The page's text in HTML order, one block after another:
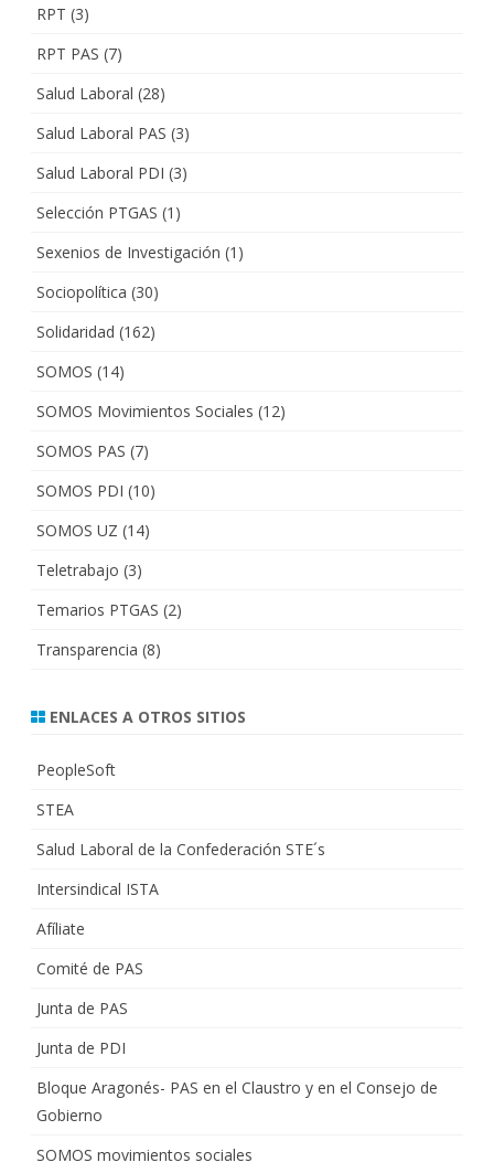
RPT (3)
RPT PAS (7)
Salud Laboral (28)
Salud Laboral PAS (3)
Salud Laboral PDI (3)
Selección PTGAS (1)
Sexenios de Investigación (1)
Sociopolítica (30)
Solidaridad (162)
SOMOS (14)
SOMOS Movimientos Sociales (12)
SOMOS PAS (7)
SOMOS PDI (10)
SOMOS UZ (14)
Teletrabajo (3)
Temarios PTGAS (2)
Transparencia (8)
ENLACES A OTROS SITIOS
PeopleSoft
STEA
Salud Laboral de la Confederación STE´s
Intersindical ISTA
Afíliate
Comité de PAS
Junta de PAS
Junta de PDI
Bloque Aragonés- PAS en el Claustro y en el Consejo de
Gobierno
SOMOS movimientos sociales